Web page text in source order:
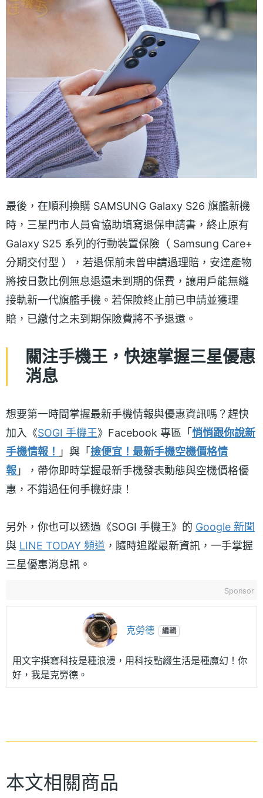
最後，在順利換購 SAMSUNG Galaxy S26 旗艦新機
時，三星門市人員會協助填寫退保申請書，終止原有
Galaxy S25 系列的行動裝置保險（ Samsung Care+
分期交付型 ），若退保前未曾申請過理賠，安達產物
將按日數比例無息退還未到期的保費，讓用戶能無縫
接軌新一代旗艦手機。若保險終止前已申請並獲理
賠，已繳付之未到期保險費將不予退還。
關注手機王，快速掌握三星優惠
消息
想要第一時間掌握最新手機情報與優惠資訊嗎？趕快
加入《SOGI 手機王》Facebook 專區「 悄悄跟你說新
手機情報！ 」與「 撿便宜！最新手機空機價格情
報 」，帶你即時掌握最新手機發表動態與空機價格優
惠，不錯過任何手機好康！
另外，你也可以透過《SOGI 手機王》的 Google 新聞
與 LINE TODAY 頻道 ，隨時追蹤最新資訊，一手掌握
三星優惠消息訊。
Sponsor
克勞德 編輯
用文字撰寫科技是種浪漫，用科技點綴生活是種魔幻！你
好，我是克勞德。
本文相關商品